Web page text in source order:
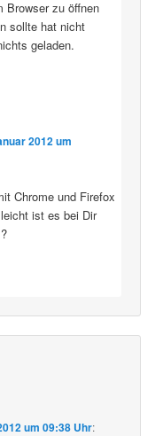
Browser zu öffnen
sollte hat nicht
geladen.
2012 um
Chrome und Firefox
ist es bei Dir
um 09:38 Uhr: